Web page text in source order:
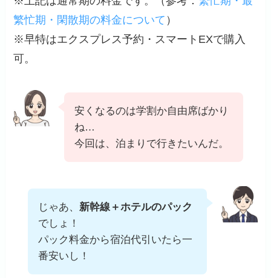
繁忙期・閑散期の料金について ）
※早特はエクスプレス予約・スマートEXで購入
可。
安くなるのは学割か自由席ばかり
ね…
今回は、泊まりで行きたいんだ。
じゃあ、 新幹線＋ホテルのパック
でしょ！
パック料金から宿泊代引いたら一
番安いし！